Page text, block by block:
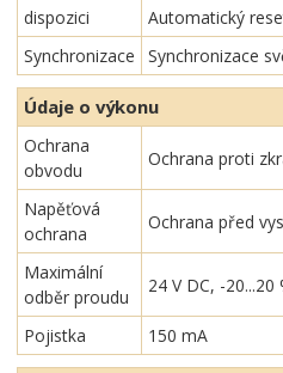
dispozici
Automatický
Synchronizace
Synchronizace
Údaje o výkonu
Ochrana
obvodu
Ochrana proti
Napěťová
ochrana
Ochrana před
Maximální
odběr proudu
24 V DC, -20...20
Pojistka 150 mA